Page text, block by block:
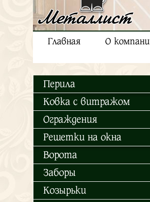
Металлист
Главная О
Перила
Ковка с витражом
Ограждения
Решетки на окна
Ворота
Заборы
Козырьки